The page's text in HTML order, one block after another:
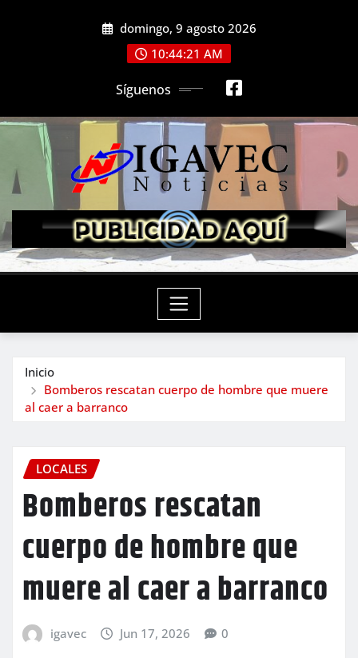
domingo, 9 agosto 2026
10:44:23 AM
Síguenos
Inicio
Bomberos rescatan cuerpo de hombre que muere
al caer a barranco
LOCALES
Bomberos rescatan
cuerpo de hombre que
muere al caer a barranco
igavec Jun 17, 2026 0